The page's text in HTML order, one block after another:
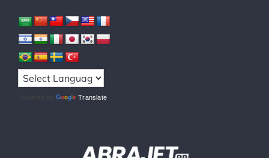
Powered by Translate